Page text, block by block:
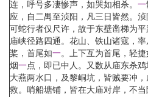
连，呼号多凄惨声，如哭如相杀。 一
应，自二禺至浈阳，凡三日皆然。
可蛇行者仅尺许，故于东壁凿梯为
庙峡径路四通。花山、铁山诸寇，
桨，首尾如一。上下互为首尾，轻
烟一点，即已中人。又数从庙东杀鸡
大燕两水口，及黎峒坑，皆贼要冲
救。哨船塘铺，皆在大庙对岸，不当